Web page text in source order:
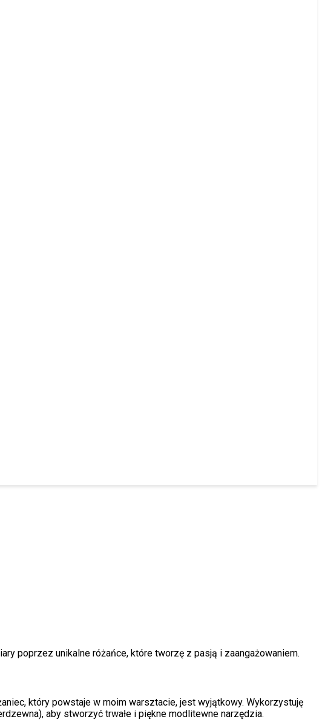
poprzez unikalne różańce, które tworzę z pasją i zaangażowaniem.
który powstaje w moim warsztacie, jest wyjątkowy. Wykorzystuję
aby stworzyć trwałe i piękne modlitewne narzędzia.